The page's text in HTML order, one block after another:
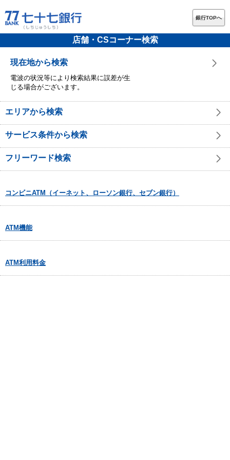
銀行TOPへ
店舗・CSコーナー検索
現在地から検索
電波の状況等により検索結果に誤差が生
じる場合がございます。
エリアから検索
サービス条件から検索
フリーワード検索
コンビニATM（イーネット、ローソン銀行、セブン銀行）
ATM機能
ATM利用料金